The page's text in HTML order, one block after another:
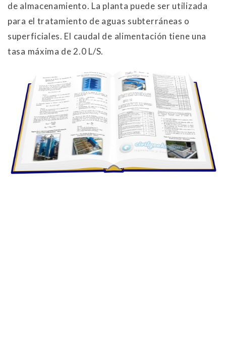
de almacenamiento. La planta puede ser utilizada
para el tratamiento de aguas subterráneas o
superficiales. El caudal de alimentación tiene una
tasa máxima de 2.0 L/S.